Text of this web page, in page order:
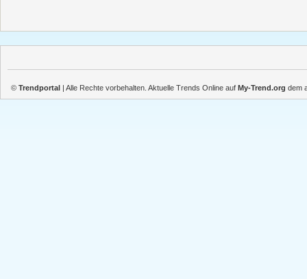
© Trendportal | Alle Rechte vorbehalten. Aktuelle Trends Online auf My-Trend.org dem